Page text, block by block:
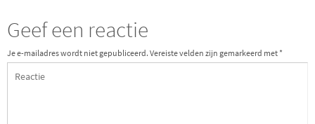
Geef een reactie
Je e-mailadres wordt niet gepubliceerd. Vereiste velden zijn gemarkeerd met *